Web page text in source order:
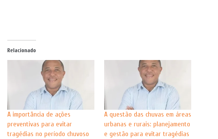
Relacionado
A importância de ações
preventivas para evitar
tragédias no período chuvoso
A questão das chuvas em áreas
urbanas e rurais: planejamento
e gestão para evitar tragédias